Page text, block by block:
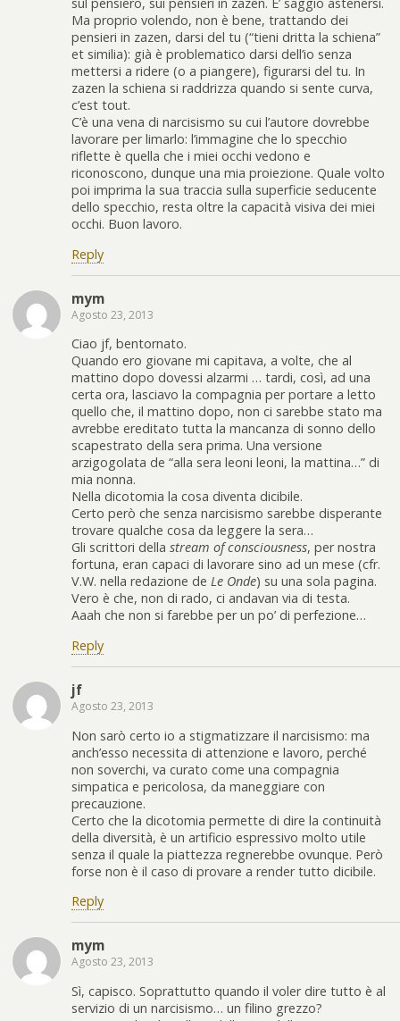
Ma proprio volendo, non è bene, trattando dei
pensieri in zazen, darsi del tu (“tieni dritta la schiena”
et similia): già è problematico darsi dell’io senza
mettersi a ridere (o a piangere), figurarsi del tu. In
zazen la schiena si raddrizza quando si sente curva,
c’est tout.
C’è una vena di narcisismo su cui l’autore dovrebbe
lavorare per limarlo: l’immagine che lo specchio
riflette è quella che i miei occhi vedono e
riconoscono, dunque una mia proiezione. Quale volto
poi imprima la sua traccia sulla superficie seducente
dello specchio, resta oltre la capacità visiva dei miei
occhi. Buon lavoro.
Reply
mym
Agosto 23, 2013
Ciao jf, bentornato.
Quando ero giovane mi capitava, a volte, che al
mattino dopo dovessi alzarmi … tardi, così, ad una
certa ora, lasciavo la compagnia per portare a letto
quello che, il mattino dopo, non ci sarebbe stato ma
avrebbe ereditato tutta la mancanza di sonno dello
scapestrato della sera prima. Una versione
arzigogolata de “alla sera leoni leoni, la mattina…” di
mia nonna.
Nella dicotomia la cosa diventa dicibile.
Certo però che senza narcisismo sarebbe disperante
trovare qualche cosa da leggere la sera…
Gli scrittori della stream of consciousness, per nostra
fortuna, eran capaci di lavorare sino ad un mese (cfr.
V.W. nella redazione de Le Onde) su una sola pagina.
Vero è che, non di rado, ci andavan via di testa.
Aaah che non si farebbe per un po’ di perfezione…
Reply
jf
Agosto 23, 2013
Non sarò certo io a stigmatizzare il narcisismo: ma
anch’esso necessita di attenzione e lavoro, perché
non soverchi, va curato come una compagnia
simpatica e pericolosa, da maneggiare con
precauzione.
Certo che la dicotomia permette di dire la continuità
della diversità, è un artificio espressivo molto utile
senza il quale la piattezza regnerebbe ovunque. Però
forse non è il caso di provare a render tutto dicibile.
Reply
mym
Agosto 23, 2013
Sì, capisco. Soprattutto quando il voler dire tutto è al
servizio di un narcisismo… un filino grezzo?